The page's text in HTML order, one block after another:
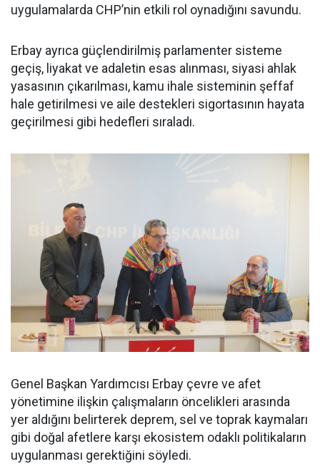
uygulamalarda CHP’nin etkili rol oynadığını savundu.
Erbay ayrıca güçlendirilmiş parlamenter sisteme
geçiş, liyakat ve adaletin esas alınması, siyasi ahlak
yasasının çıkarılması, kamu ihale sisteminin şeffaf
hale getirilmesi ve aile destekleri sigortasının hayata
geçirilmesi gibi hedefleri sıraladı.
Genel Başkan Yardımcısı Erbay çevre ve afet
yönetimine ilişkin çalışmaların öncelikleri arasında
yer aldığını belirterek deprem, sel ve toprak kaymaları
gibi doğal afetlere karşı ekosistem odaklı politikaların
uygulanması gerektiğini söyledi.